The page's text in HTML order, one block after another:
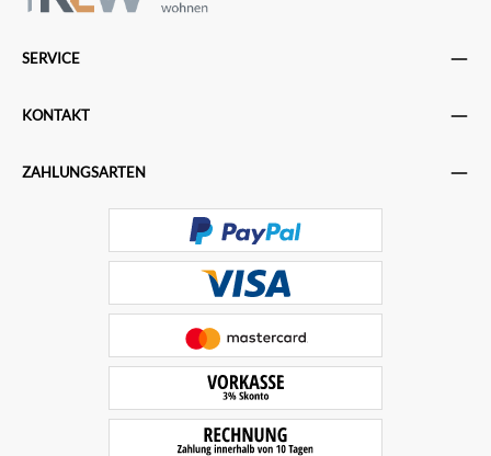
SERVICE
KONTAKT
ZAHLUNGSARTEN